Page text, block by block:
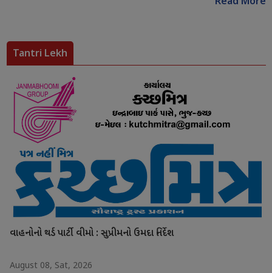
Tantri Lekh
વાહનોનો થર્ડ પાર્ટી વીમો : સુપ્રીમનો ઉમદા નિર્દેશ
August 08, Sat, 2026